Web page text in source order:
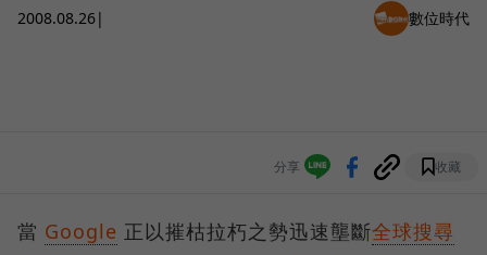
2008.08.26| 數位時代
分享 收藏
當 Google 正以摧枯拉朽之勢迅速壟斷全球搜尋